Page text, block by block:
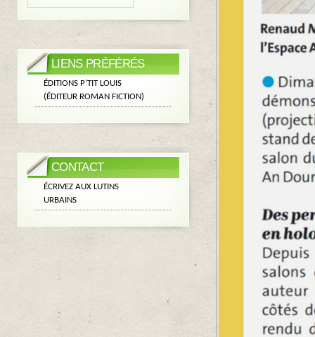
LIENS PRÉFÉRÉS
ÉDITIONS P’TIT LOUIS
(ÉDITEUR ROMAN FICTION)
CONTACT
ÉCRIVEZ AUX LUTINS
URBAINS